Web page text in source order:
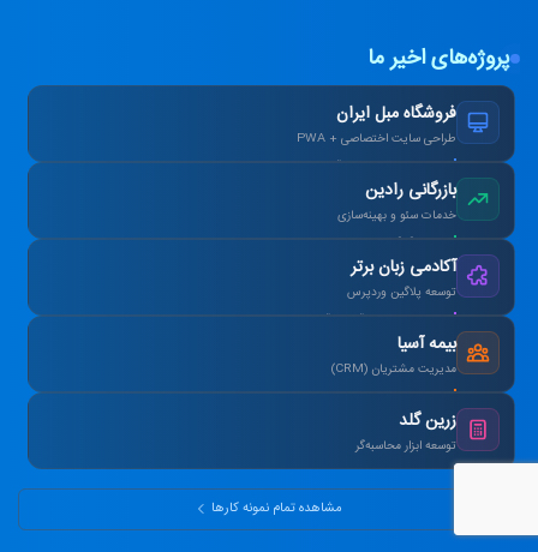
پروژه‌های اخیر ما
فروشگاه مبل ایران
طراحی سایت اختصاصی + PWA
بازرگانی رادین
خدمات سئو و بهینه‌سازی
آکادمی زبان برتر
توسعه پلاگین وردپرس
طراحی سیستم آزمون آنلاین و صدور کارنامه.
بیمه آسیا
مدیریت مشتریان (CRM)
یکپارچه‌سازی اطلاعات و اتوماسیون پیامک.
زرین گلد
توسعه ابزار محاسبه‌گر
ماشین‌حساب پیشرفته سود مرکب و طلا.
مشاهده تمام نمونه کارها